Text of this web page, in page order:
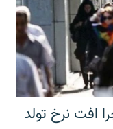
افت نرخ تولد